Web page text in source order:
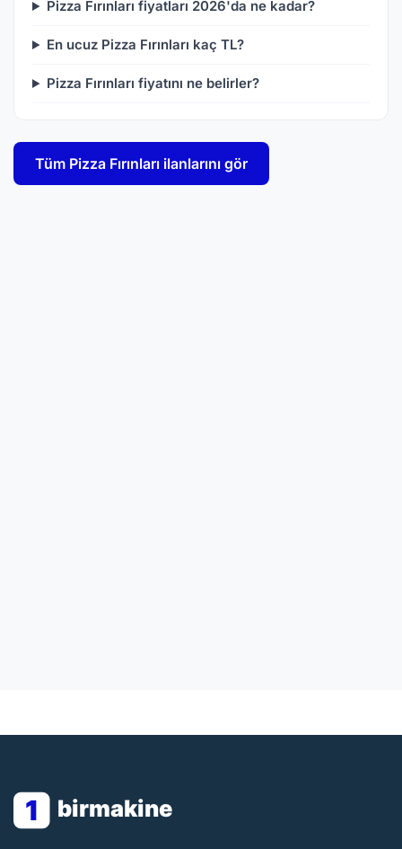
Pizza Fırınları fiyatları 2026'da ne kadar?
En ucuz Pizza Fırınları kaç TL?
Pizza Fırınları fiyatını ne belirler?
Tüm Pizza Fırınları ilanlarını gör
1 birmakine